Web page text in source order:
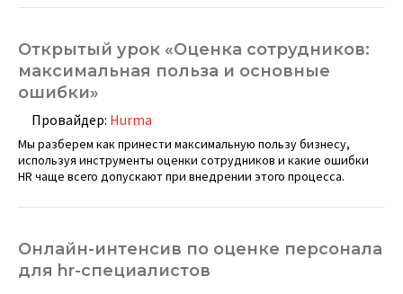
Открытый урок «Оценка сотрудников:
максимальная польза и основные
ошибки»
Провайдер: Hurma
Мы разберем как принести максимальную пользу бизнесу,
используя инструменты оценки сотрудников и какие ошибки
HR чаще всего допускают при внедрении этого процесса.
Онлайн-интенсив по оценке персонала
для hr-специалистов